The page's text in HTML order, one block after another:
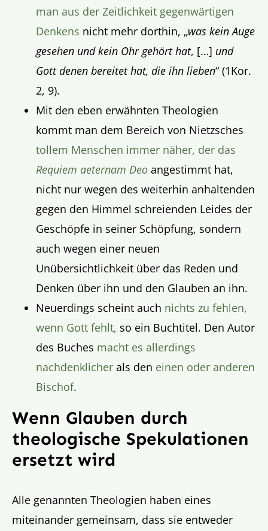
man aus der Zeitlichkeit gegenwärtigen
Denkens nicht mehr dorthin, „was kein Auge
gesehen und kein Ohr gehört hat, […] und
Gott denen bereitet hat, die ihn lieben“ (1Kor.
2, 9).
Mit den eben erwähnten Theologien
kommt man dem Bereich von Nietzsches
tollem Menschen immer näher, der das
Requiem aeternam Deo angestimmt hat,
nicht nur wegen des weiterhin anhaltenden
gegen den Himmel schreienden Leides der
Geschöpfe in seiner Schöpfung, sondern
auch wegen einer neuen
Unübersichtlichkeit über das Reden und
Denken über ihn und den Glauben an ihn.
Neuerdings scheint auch nichts zu fehlen,
wenn Gott fehlt, so ein Buchtitel. Den Autor
des Buches macht es allerdings
nachdenklicher als den einen oder anderen
Bischof.
Wenn Glauben durch
theologische Spekulationen
ersetzt wird
Alle genannten Theologien haben eines
miteinander gemeinsam, dass sie entweder